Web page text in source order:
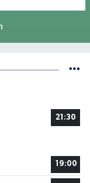
21:30
19:00